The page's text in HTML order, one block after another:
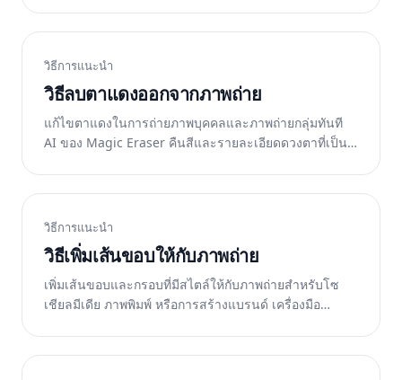
วิธีการแนะนำ
วิธีลบตาแดงออกจากภาพถ่าย
แก้ไขตาแดงในการถ่ายภาพบุคคลและภาพถ่ายกลุ่มทันที
AI ของ Magic Eraser คืนสีและรายละเอียดดวงตาที่เป็น
วิธีการแนะนำ
วิธีเพิ่มเส้นขอบให้กับภาพถ่าย
เพิ่มเส้นขอบและกรอบที่มีสไตล์ให้กับภาพถ่ายสำหรับโซ
เชียลมีเดีย ภาพพิมพ์ หรือการสร้างแบรนด์ เครื่องมือ